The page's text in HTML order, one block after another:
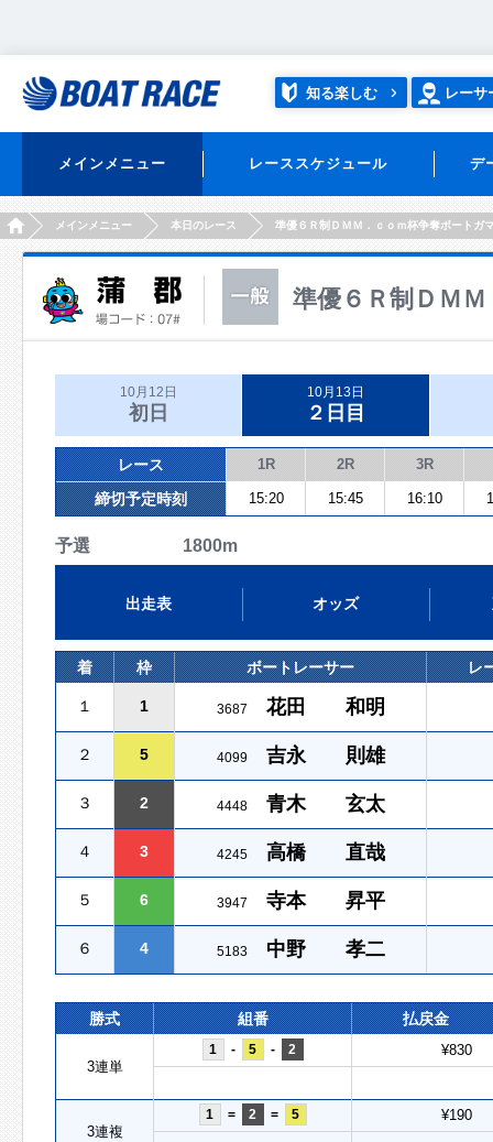
知る楽しむ レーサ
メインメニュー レーススケジュール デ
HOMEメインメニュー 本日のレース 準優６Ｒ制ＤＭＭ．ｃｏｍ杯争奪ボートガ
準優６Ｒ制ＤＭ
10月12日
初日
10月13日
２日目
レース 1R 2R 3R
締切予定時刻 15:20 15:45 16:10
予選 1800m
出走表 オッズ
着 枠 ボートレーサー レ
１ 1 3687 花田 和明
２ 5 4099 吉永 則雄
３ 2 4448 青木 玄太
４ 3 4245 高橋 直哉
５ 6 3947 寺本 昇平
６ 4 5183 中野 孝二
勝式 組番 払戻金
3連単
1 - 5 - 2 ¥830
3連複
1 = 2 = 5 ¥190